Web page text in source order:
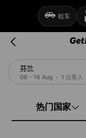
租车
芬兰
06 - 16 Aug 1 位客人
热门国家